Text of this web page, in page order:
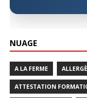
NUAGE
A LA FERME
ATTESTATION